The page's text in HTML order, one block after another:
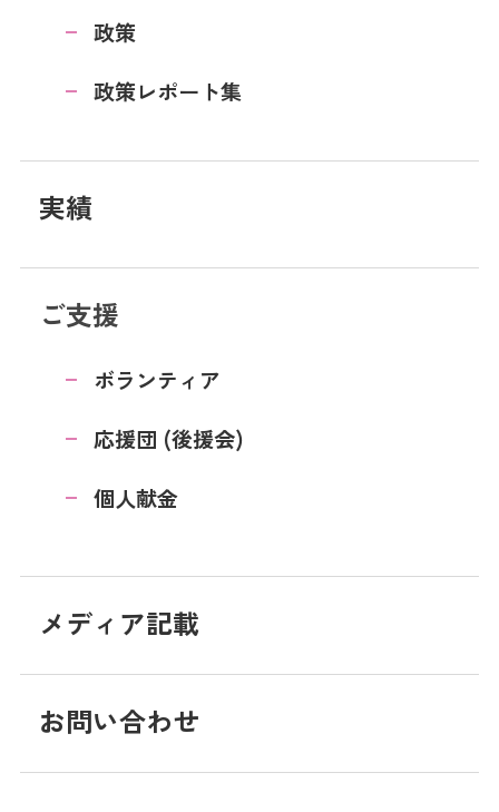
政策
政策レポート集
実績
ご支援
ボランティア
応援団 (後援会)
個人献金
メディア記載
お問い合わせ